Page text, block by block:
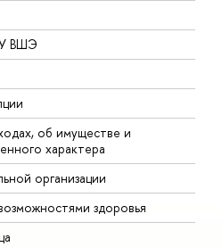
ВШЭ
об имуществе и
характера
организации
здоровья